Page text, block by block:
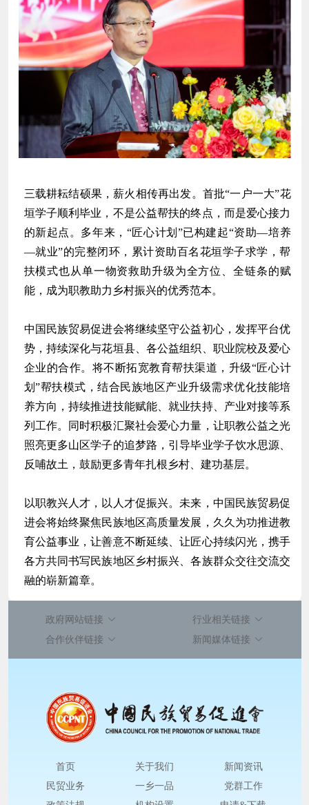
三载耕耘结硕果，薪火相传再出发。首批“一户一大”花
垣学子顺利毕业，不是公益帮扶的终点，而是爱心接力
的新起点。多年来，“匠心计划”已构建起“资助—培养
—就业”的完整闭环，累计资助百名花垣学子求学，帮
扶模式也从单一物资救助升级为全方位、全链条的赋
能，成为职教助力乡村振兴的优秀范本。
中国民族贸易促进会将继续坚守公益初心，发挥平台优
势，持续深化与花垣县、各公益组织、职业院校及爱心
企业的合作。将不断拓宽教育帮扶渠道，升级“匠心计
划”帮扶模式，结合民族地区产业升级需求优化技能培
养方向，持续推进技能赋能、就业扶持、产业对接等系
列工作。同时积极汇聚社会爱心力量，让职教公益之光
照亮更多山区学子的追梦路，引导毕业学子饮水思源、
反哺故土，鼓励更多青年扎根乡村、建功基层。
以职教兴人才，以人才促振兴。未来，中国民族贸易促
进会将始终聚焦民族地区高质量发展，久久为功推进教
育公益事业，让善意不断延续、让匠心持续闪光，携手
各方共同书写民族地区乡村振兴、各族群众交往交流交
融的崭新篇章。
政府网站链接
行业相关链接
合作伙伴链接
新闻媒体链接
首页 关于我们
新闻资讯
民贸业务
一乡一品
党群工作